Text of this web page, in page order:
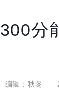
分
编辑：秋冬